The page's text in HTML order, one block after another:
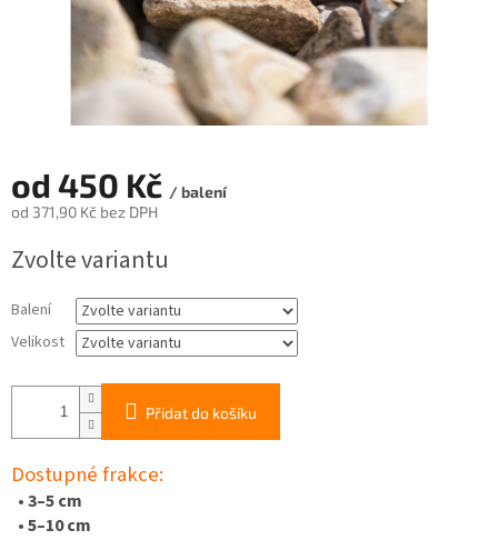
od 450 Kč / balení
od 371,90 Kč bez DPH
cena:
Zvolte variantu
Balení
Velikost
Přidat do košíku
Dostupné frakce:
•3–5 cm
•5–10 cm